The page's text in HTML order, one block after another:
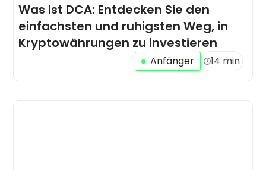
Was ist DCA: Entdecken Sie den
einfachsten und ruhigsten Weg, in
Kryptowährungen zu investieren
Anfänger 14 min